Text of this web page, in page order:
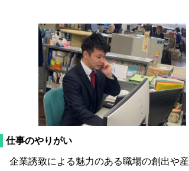
仕事のやりがい
企業誘致による魅力のある職場の創出や産